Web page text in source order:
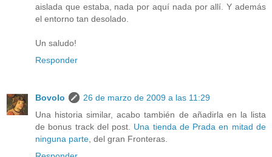
aislada que estaba, nada por aquí nada por allí. Y además
el entorno tan desolado.
Un saludo!
Responder
Bovolo
26 de marzo de 2009 a las 11:29
Una historia similar, acabo también de añadirla en la lista
de bonus track del post. Una tienda de Prada en mitad de
ninguna parte , del gran Fronteras.